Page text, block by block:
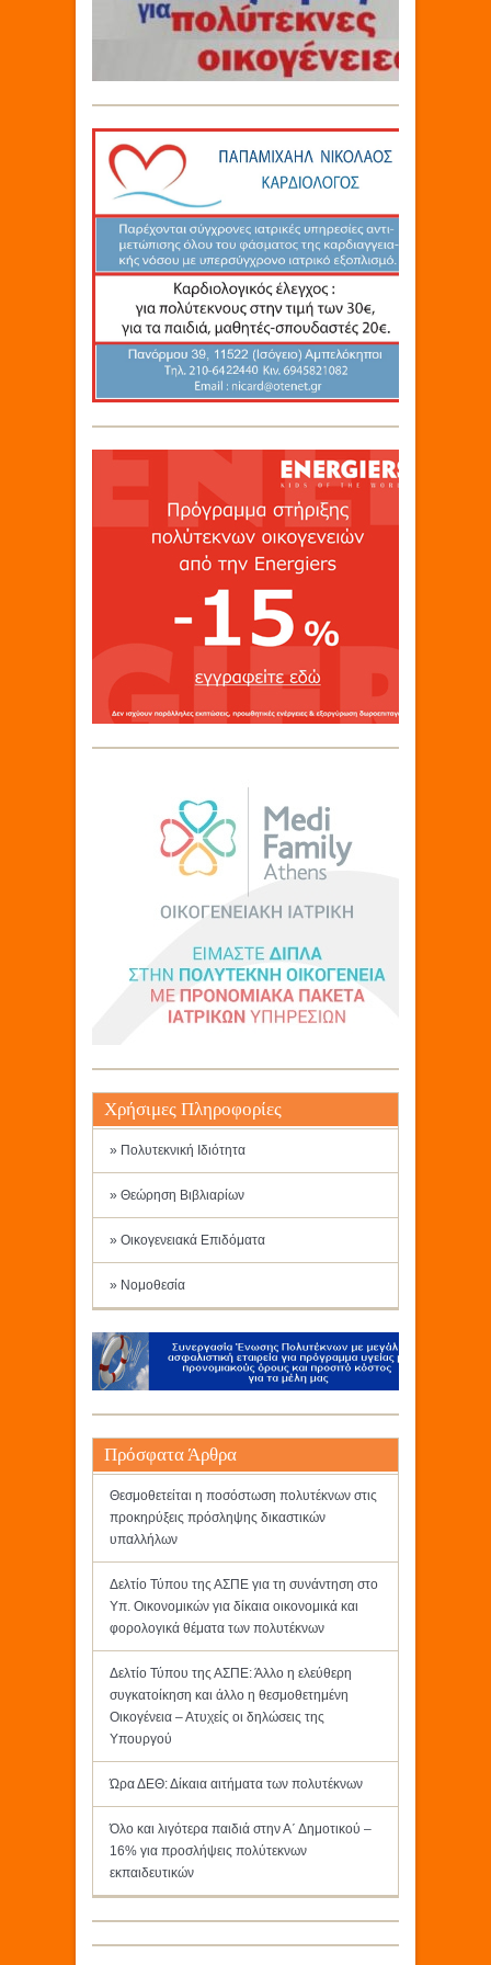
Χρήσιμες Πληροφορίες
» Πολυτεκνική Ιδιότητα
» Θεώρηση Βιβλιαρίων
» Οικογενειακά Επιδόματα
» Νομοθεσία
Πρόσφατα Άρθρα
Θεσμοθετείται η ποσόστωση πολυτέκνων στις
προκηρύξεις πρόσληψης δικαστικών
υπαλλήλων
Δελτίο Τύπου της ΑΣΠΕ για τη συνάντηση στο
Υπ. Οικονομικών για δίκαια οικονομικά και
φορολογικά θέματα των πολυτέκνων
Δελτίο Τύπου της ΑΣΠΕ: Άλλο η ελεύθερη
συγκατοίκηση και άλλο η θεσμοθετημένη
Οικογένεια – Ατυχείς οι δηλώσεις της
Υπουργού
Ώρα ΔΕΘ: Δίκαια αιτήματα των πολυτέκνων
Όλο και λιγότερα παιδιά στην Α΄ Δημοτικού –
16% για προσλήψεις πολύτεκνων
εκπαιδευτικών